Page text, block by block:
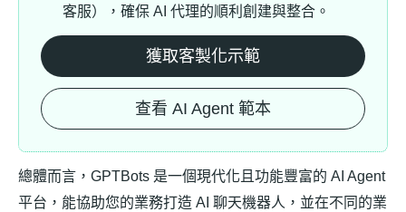
客服），確保 AI 代理的順利創建與整合。
獲取客製化示範
查看 AI Agent 範本
總體而言，GPTBots 是一個現代化且功能豐富的 AI Agent
平台，能協助您的業務打造 AI 聊天機器人，並在不同的業